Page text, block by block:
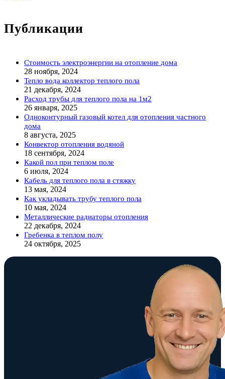
Публикации
Стоимость электроэнергии на отопление дома
28 ноября, 2024
Тепло вода коллектор теплого пола
21 декабря, 2024
Расход трубы для теплого пола на 1м2
26 января, 2025
Одноконтурный газовый котел для отопления частного
дома
8 августа, 2025
Конвектор отопления водяной
18 сентября, 2024
Какой пол при теплом поле
6 июля, 2024
Кабель для теплого пола в стяжку
13 мая, 2024
Как укладывать трубу теплого пола
10 мая, 2024
Металлические радиаторы отопления
22 декабря, 2024
Гребенка в теплом полу
24 октября, 2025